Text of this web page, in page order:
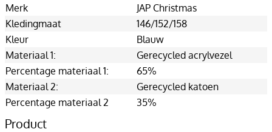
Merk
JAP Christmas
Kledingmaat
146/152/158
Kleur
Blauw
Materiaal 1:
Gerecycled acrylvezel
Percentage materiaal 1:
65%
Materiaal 2:
Gerecycled katoen
Percentage materiaal 2
35%
Product